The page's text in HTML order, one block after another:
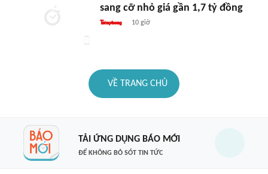
sang cỡ nhỏ giá gần 1,7 tỷ đồng
10 giờ
VỀ TRANG CHỦ
TẢI ỨNG DỤNG BÁO MỚI
ĐỂ KHÔNG BỎ SÓT TIN TỨC